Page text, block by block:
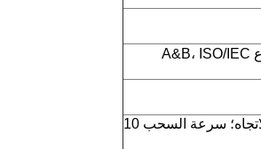
NFC 13.56 MHz، دعم ISO/IEC 14443 النوع A&B، ISO/IEC
ISO 7810، 7811، 7813؛ مسار ثلاثي، ثنائي الاتجاه؛ سرعة السحب 10